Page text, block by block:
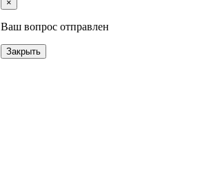
×
Ваш вопрос отправлен
Закрыть